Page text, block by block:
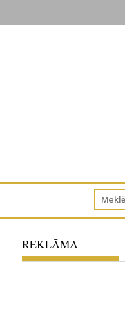
REKLĀMA